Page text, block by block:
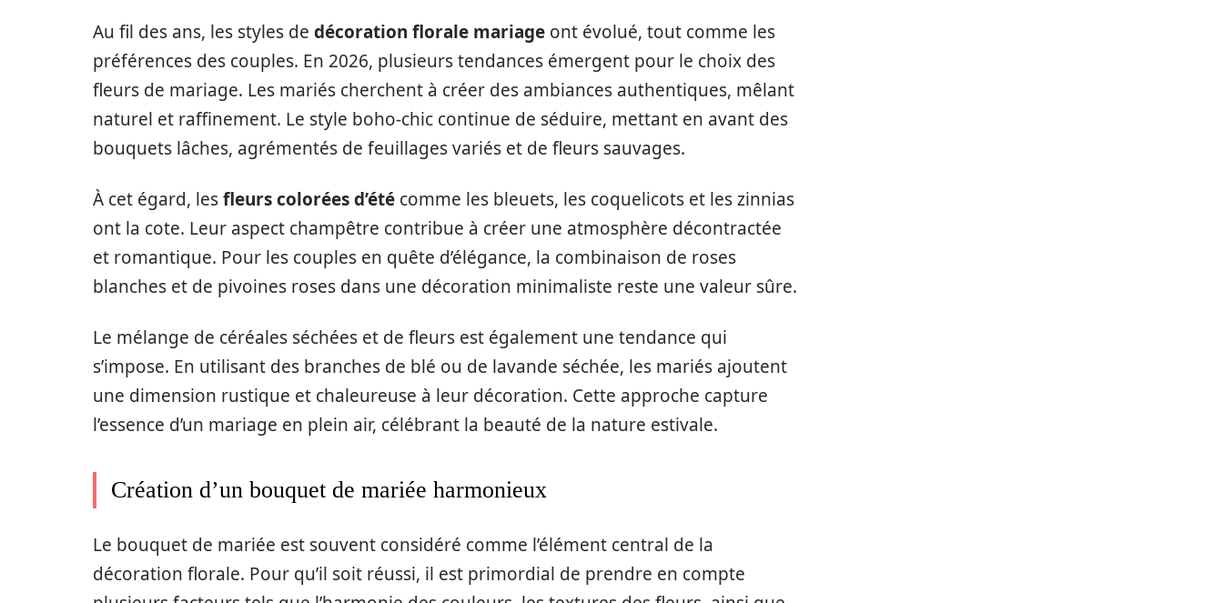
Au fil des ans, les styles de décoration florale mariage ont évolué, tout comme les
préférences des couples. En 2026, plusieurs tendances émergent pour le choix des
fleurs de mariage. Les mariés cherchent à créer des ambiances authentiques, mêlant
naturel et raffinement. Le style boho-chic continue de séduire, mettant en avant des
bouquets lâches, agrémentés de feuillages variés et de fleurs sauvages.
À cet égard, lesfleurs colorées d’été comme les bleuets, les coquelicots et les zinnias
ont la cote. Leur aspect champêtre contribue à créer une atmosphère décontractée
et romantique. Pour les couples en quête d’élégance, la combinaison de roses
blanches et de pivoines roses dans une décoration minimaliste reste une valeur sûre.
Le mélange de céréales séchées et de fleurs est également une tendance qui
s’impose. En utilisant des branches de blé ou de lavande séchée, les mariés ajoutent
une dimension rustique et chaleureuse à leur décoration. Cette approche capture
l’essence d’un mariage en plein air, célébrant la beauté de la nature estivale.
Création d’un bouquet de mariée harmonieux
Le bouquet de mariée est souvent considéré comme l’élément central de la
décoration florale. Pour qu’il soit réussi, il est primordial de prendre en compte